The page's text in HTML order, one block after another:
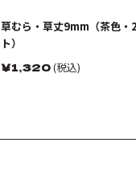
草むら・草丈9mm（茶色・
ト）
￥1,320(税込)